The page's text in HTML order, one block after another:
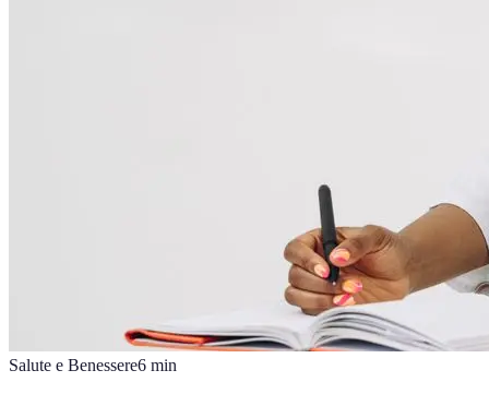
Salute e Benessere6 min